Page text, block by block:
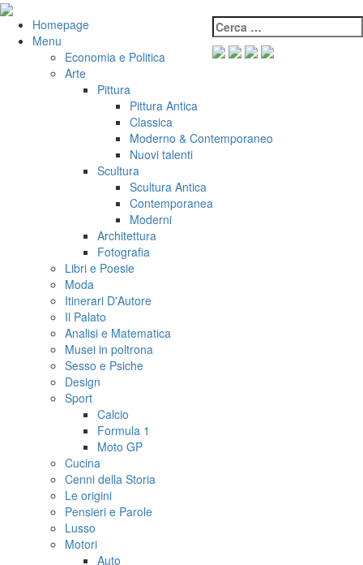
Salta
contenuto
VeniVidiVici Cerca:
Homepage
Menu
Economia e Politica
Arte
Pittura
Pittura Antica
Classica
Moderno & Contemporaneo
Nuovi talenti
Scultura
Scultura Antica
Contemporanea
Moderni
Architettura
Fotografia
Libri e Poesie
Moda
Itinerari D'Autore
Il Palato
Analisi e Matematica
Musei in poltrona
Sesso e Psiche
Design
Sport
Calcio
Formula 1
Moto GP
Cucina
Cenni della Storia
Le origini
Pensieri e Parole
Lusso
Motori
Auto